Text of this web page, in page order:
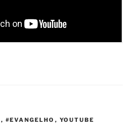
, #EVANGELHO , YOUTUBE